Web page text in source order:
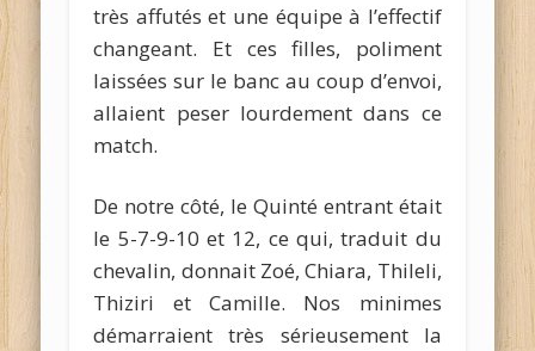
très affutés et une équipe à l’effectif
changeant. Et ces filles, poliment
laissées sur le banc au coup d’envoi,
allaient peser lourdement dans ce
match.
De notre côté, le Quinté entrant était
le 5-7-9-10 et 12, ce qui, traduit du
chevalin, donnait Zoé, Chiara, Thileli,
Thiziri et Camille. Nos minimes
démarraient très sérieusement la